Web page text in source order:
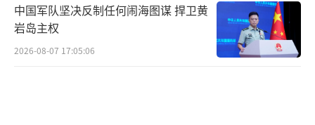
中国军队坚决反制任何闹海图谋 捍卫黄
岩岛主权
2026-08-07 17:05:06